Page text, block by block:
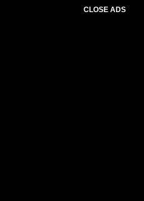
CLOSE ADS